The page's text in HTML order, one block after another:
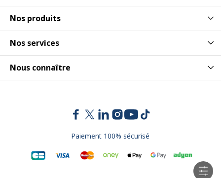
Nos produits
Nos services
Nous connaître
Paiement 100% sécurisé